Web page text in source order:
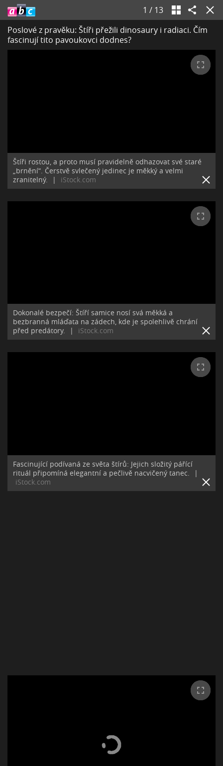
1 / 13
Poslové z pravěku: Štíři přežili dinosaury i radiaci. Čím
fascinují tito pavoukovci dodnes?
Štíři rostou, a proto musí pravidelně odhazovat své staré
„brnění“. Čerstvě svlečený jedinec je měkký a velmi
zranitelný.
| iStock.com
Dokonalé bezpečí: Štíří samice nosí svá měkká a
bezbranná mláďata na zádech, kde je spolehlivě chrání
před predátory.
| iStock.com
Fascinující podívaná ze světa štírů: Jejich složitý pářící
rituál připomíná elegantní a pečlivě nacvičený tanec.
|
iStock.com